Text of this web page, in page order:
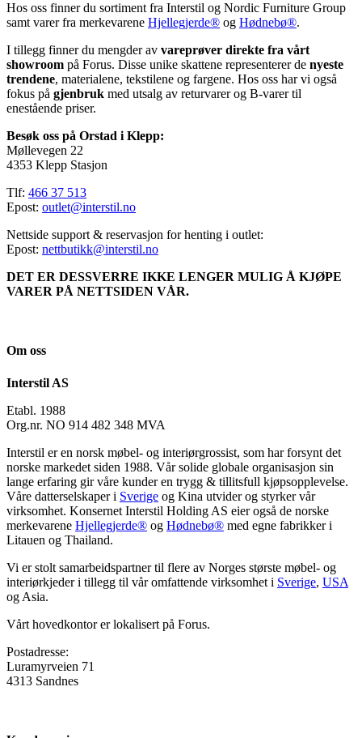
Hos oss finner du sortiment fra Interstil og Nordic Furniture Group
samt varer fra merkevarene Hjellegjerde® og Hødnebø®.
I tillegg finner du mengder av vareprøver direkte fra vårt
showroom på Forus. Disse unike skattene representerer de nyeste
trendene, materialene, tekstilene og fargene. Hos oss har vi også
fokus på gjenbruk med utsalg av returvarer og B-varer til
enestående priser.
Besøk oss på Orstad i Klepp:
Møllevegen 22
4353 Klepp Stasjon
Tlf: 466 37 513
Epost: outlet@interstil.no
Nettside support & reservasjon for henting i outlet:
Epost: nettbutikk@interstil.no
DET ER DESSVERRE IKKE LENGER MULIG Å KJØPE
VARER PÅ NETTSIDEN VÅR.
Om oss
Interstil AS
Etabl. 1988
Org.nr. NO 914 482 348 MVA
Interstil er en norsk møbel- og interiørgrossist, som har forsynt det
norske markedet siden 1988. Vår solide globale organisasjon sin
lange erfaring gir våre kunder en trygg & tillitsfull kjøpsopplevelse.
Våre datterselskaper i Sverige og Kina utvider og styrker vår
virksomhet. Konsernet Interstil Holding AS eier også de norske
merkevarene Hjellegjerde® og Hødnebø® med egne fabrikker i
Litauen og Thailand.
Vi er stolt samarbeidspartner til flere av Norges største møbel- og
interiørkjeder i tillegg til vår omfattende virksomhet i Sverige, USA
og Asia.
Vårt hovedkontor er lokalisert på Forus.
Postadresse:
Luramyrveien 71
4313 Sandnes